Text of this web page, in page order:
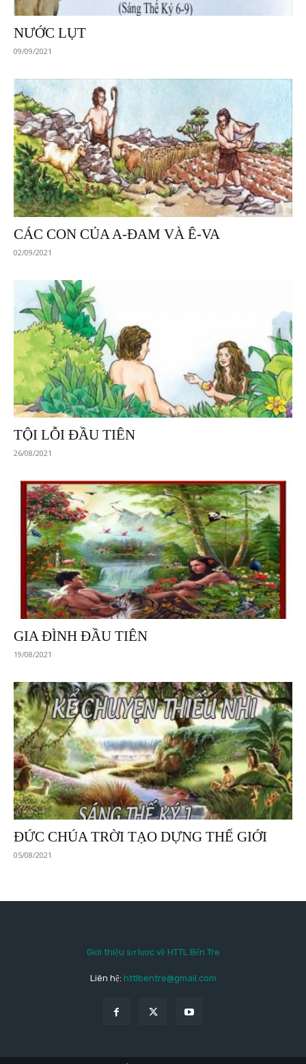
NƯỚC LỤT
09/09/2021
CÁC CON CỦA A-ĐAM VÀ Ê-VA
02/09/2021
TỘI LỖI ĐẦU TIÊN
26/08/2021
GIA ĐÌNH ĐẦU TIÊN
19/08/2021
ĐỨC CHÚA TRỜI TẠO DỰNG THẾ GIỚI
05/08/2021
Giới thiệu sơ lược về HTTL Bến Tre
Liên hệ: httlbentre@gmail.com